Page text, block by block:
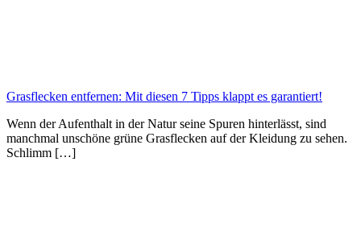
Grasflecken entfernen: Mit diesen 7 Tipps klappt es garantiert!
Wenn der Aufenthalt in der Natur seine Spuren hinterlässt, sind
manchmal unschöne grüne Grasflecken auf der Kleidung zu sehen.
Schlimm […]